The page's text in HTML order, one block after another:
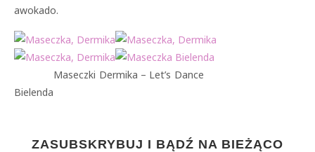
awokado.
Maseczki Dermika – Let’s Dance
Bielenda
ZASUBSKRYBUJ I BĄDŹ NA BIEŻĄCO